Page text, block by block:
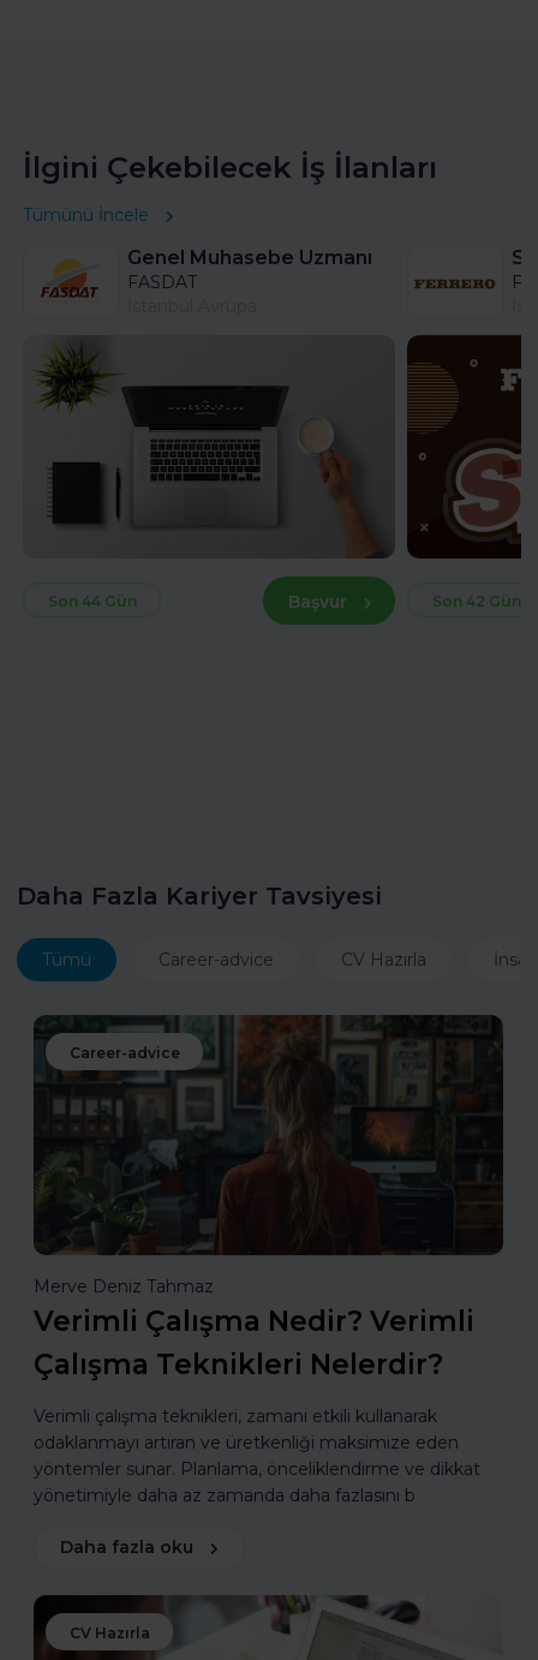
İlgini Çekebilecek İş İlanları
Tümünü İncele
Genel Muhasebe Uzmanı
FASDAT
Son 44 Gün Başvur Son 42 Gün
Daha Fazla Kariyer Tavsiyesi
Tümü Career-advice CV Hazırla
Career-advice
Merve Deniz Tahmaz
Verimli Çalışma Nedir? Verimli
Çalışma Teknikleri Nelerdir?
Verimli çalışma teknikleri, zamanı etkili kullanarak
odaklanmayı artıran ve üretkenliği maksimize eden
yöntemler sunar. Planlama, önceliklendirme ve dikkat
yönetimiyle daha az zamanda daha fazlasını b
Daha fazla oku
CV Hazırla